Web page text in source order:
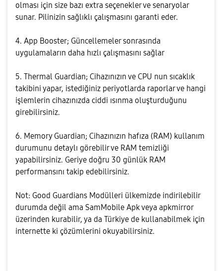
olması için size bazı extra seçenekler ve senaryolar
sunar. Pilinizin sağlıklı çalışmasını garanti eder.
4. App Booster; Güncellemeler sonrasında
uygulamaların daha hızlı çalışmasını sağlar
5. Thermal Guardian; Cihazınızın ve CPU nun sıcaklık
takibini yapar, istediğiniz periyotlarda raporlar ve hangi
işlemlerin cihazınızda ciddi ısınma oluşturduğunu
girebilirsiniz.
6. Memory Guardian; Cihazınızın hafıza (RAM) kullanım
durumunu detaylı görebilir ve RAM temizliği
yapabilirsiniz. Geriye doğru 30 günlük RAM
performansını takip edebilirsiniz.
Not: Good Guardians Modülleri ülkemizde indirilebilir
durumda değil ama SamMobile Apk veya apkmirror
üzerinden kurabilir, ya da Türkiye de kullanabilmek için
internette ki çözümlerini okuyabilirsiniz.